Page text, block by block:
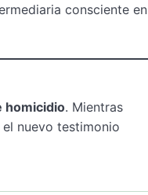
consciente en
homicidio. Mientras
nuevo testimonio